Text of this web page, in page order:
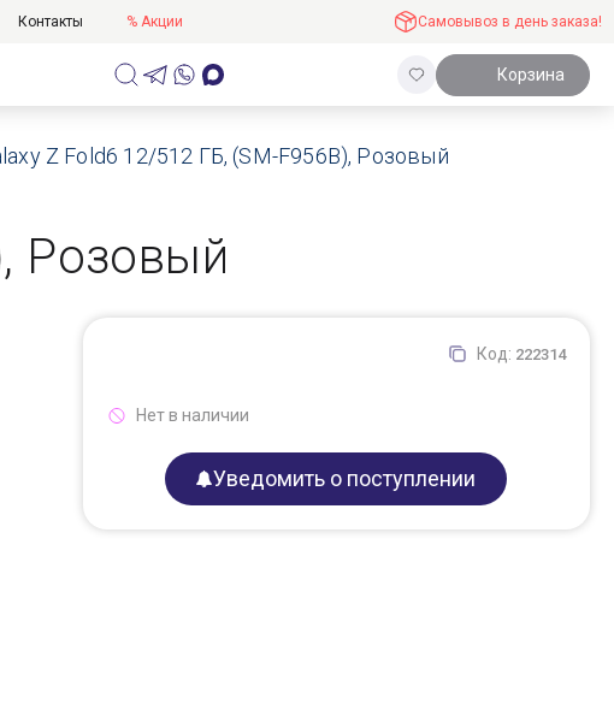
Контакты % Акции Самовывоз в день заказа!
Корзина
Z Fold6 12/512 ГБ, (SM-F956B), Розовый
Розовый
Код: 222314
Нет в наличии
Уведомить о поступлении